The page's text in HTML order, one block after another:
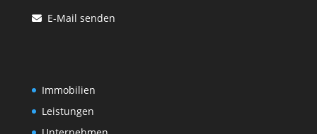
E-Mail senden
Immobilien
Leistungen